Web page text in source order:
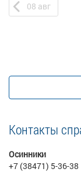
08 авг
Контакты
Осинники
+7 (38471) 5-36-38